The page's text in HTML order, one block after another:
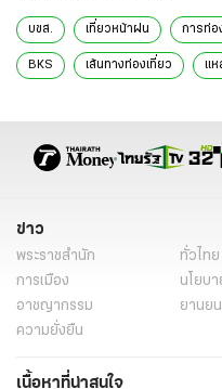
บขส. เที่ยวหน้าฝน การท่อ
BKS เส้นทางท่องเที่ยว แห
จองตั๋ว บขส อรรถวิท รักจำรูญ
จุดชมวิวเสม็ดนางชี
ตลาดกิมหยง น้ำตกไทรโยก
ผาชะนะได
ข่าว
พระราชสำนัก ทั่วไทย
การเมือง
นโยบ
อาชญากรรม
ยานย
ความยั่งยืน
เนื้อหาที่น่าสนใจ